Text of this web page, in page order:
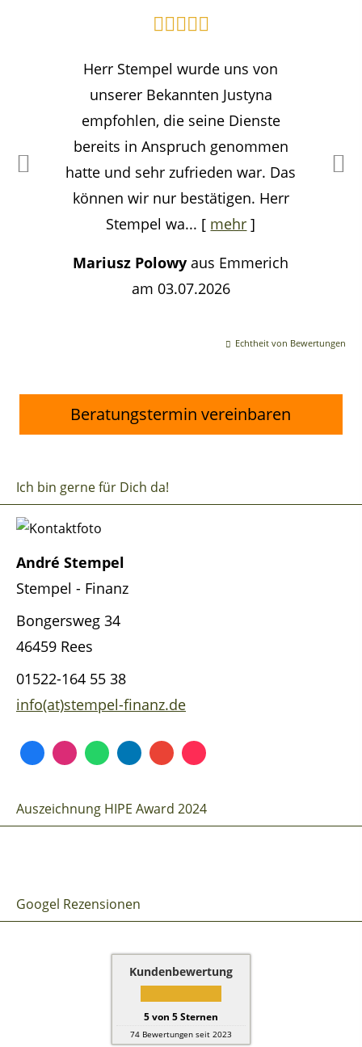
Herr Stempel wurde uns von
unserer Bekannten Justyna
empfohlen, die seine Dienste
bereits in Anspruch genommen
hatte und sehr zufrieden war. Das
können wir nur bestätigen. Herr
Stempel wa... [ mehr ]
Mariusz Polowy aus Emmerich
am 03.07.2026
Echtheit von Bewertungen
Beratungstermin vereinbaren
Ich bin gerne für Dich da!
André Stempel
Stempel - Finanz
Bongersweg 34
46459 Rees
01522-164 55 38
info(at)stempel-finanz.de
Auszeichnung HIPE Award 2024
Googel Rezensionen
Kundenbewertung
5von 5Sternen
74 Bewertungen seit 2023